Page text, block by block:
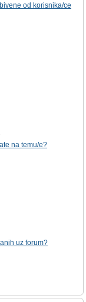
od korisnika/ce
na temu/e?
uz forum?